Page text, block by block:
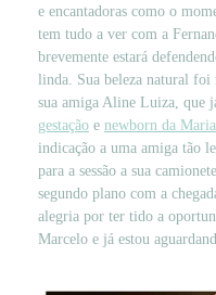
e encantadoras como o
tem tudo a ver com a
brevemente estará
linda. Sua beleza natural foi
sua amiga Aline Luiza, que
gestação e newborn da
indicação a uma amiga tão
para a sessão a sua
segundo plano com a
alegria por ter tido a
Marcelo e já estou